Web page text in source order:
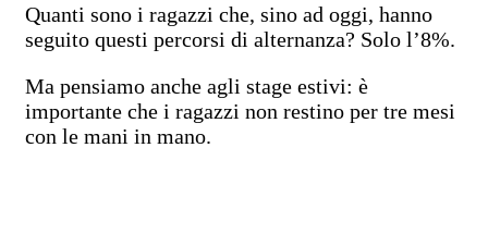
Quanti sono i ragazzi che, sino ad oggi, hanno
seguito questi percorsi di alternanza? Solo l’8%.
Ma pensiamo anche agli stage estivi: è
importante che i ragazzi non restino per tre mesi
con le mani in mano.